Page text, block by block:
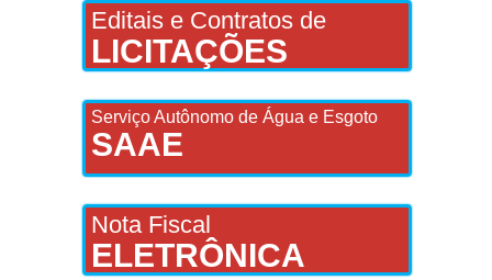
Editais e Contratos de
LICITAÇÕES
Serviço Autônomo de Água e Esgoto
SAAE
Nota Fiscal
ELETRÔNICA